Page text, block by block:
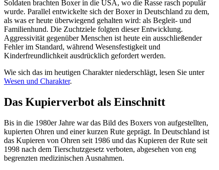
Soldaten brachten Boxer in die USA, wo die Rasse rasch populär
wurde. Parallel entwickelte sich der Boxer in Deutschland zu dem,
als was er heute überwiegend gehalten wird: als Begleit- und
Familienhund. Die Zuchtziele folgten dieser Entwicklung.
Aggressivität gegenüber Menschen ist heute ein ausschließender
Fehler im Standard, während Wesensfestigkeit und
Kinderfreundlichkeit ausdrücklich gefordert werden.
Wie sich das im heutigen Charakter niederschlägt, lesen Sie unter
Wesen und Charakter.
Das Kupierverbot als Einschnitt
Bis in die 1980er Jahre war das Bild des Boxers von aufgestellten,
kupierten Ohren und einer kurzen Rute geprägt. In Deutschland ist
das Kupieren von Ohren seit 1986 und das Kupieren der Rute seit
1998 nach dem Tierschutzgesetz verboten, abgesehen von eng
begrenzten medizinischen Ausnahmen.